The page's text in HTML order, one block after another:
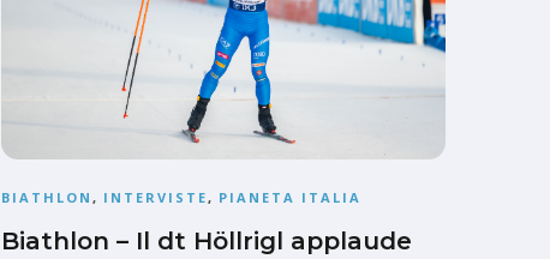
BIATHLON , INTERVISTE, PIANETA ITALIA
Biathlon – Il dt Höllrigl applaude